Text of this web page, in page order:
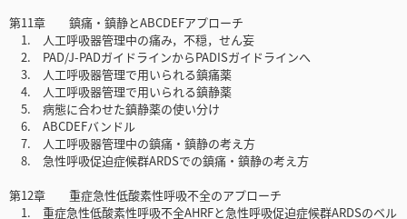
第11章 鎮痛・鎮静とABCDEFアプローチ
1. 人工呼吸器管理中の痛み，不穏，せん妄
2. PAD/J-PADガイドラインからPADISガイドラインへ
3. 人工呼吸器管理で用いられる鎮痛薬
4. 人工呼吸器管理で用いられる鎮静薬
5. 病態に合わせた鎮静薬の使い分け
6. ABCDEFバンドル
7. 人工呼吸器管理中の鎮痛・鎮静の考え方
8. 急性呼吸促迫症候群ARDSでの鎮痛・鎮静の考え方
第12章 重症急性低酸素性呼吸不全のアプローチ
1. 重症急性低酸素性呼吸不全AHRFと急性呼吸促迫症候群ARDSのベル